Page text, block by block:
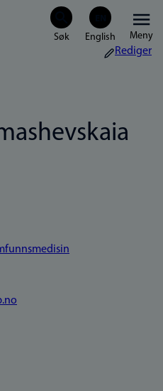
Meny
Rediger